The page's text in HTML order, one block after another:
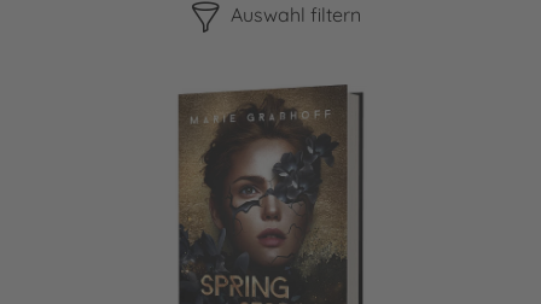
Auswahl filtern